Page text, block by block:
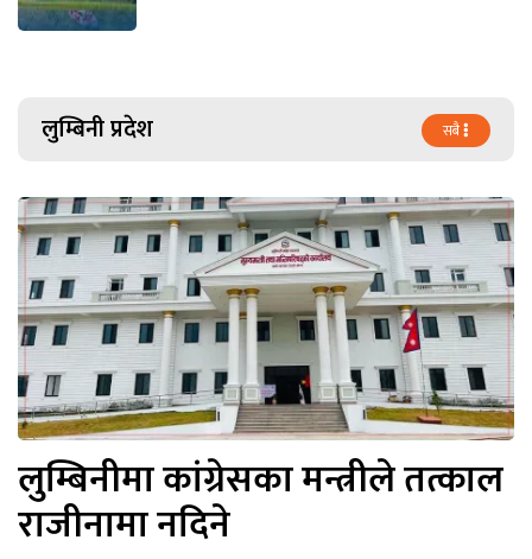
लुम्बिनी प्रदेश सबै
लुम्बिनीमा कांग्रेसका मन्त्रीले तत्काल
राजीनामा नदिने